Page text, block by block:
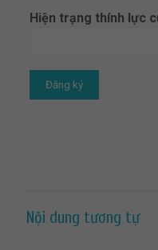
Hiện trạng thính lực
Nội dung tương tự